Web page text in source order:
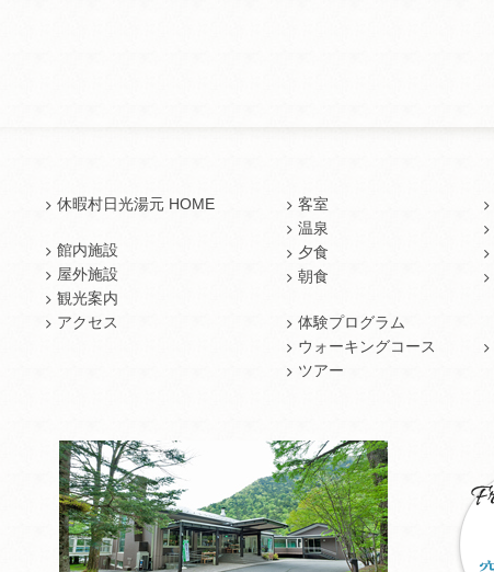
休暇村日光湯元 HOME
館内施設
屋外施設
観光案内
アクセス
客室
温泉
夕食
朝食
体験プログラム
ウォーキングコース
ツアー